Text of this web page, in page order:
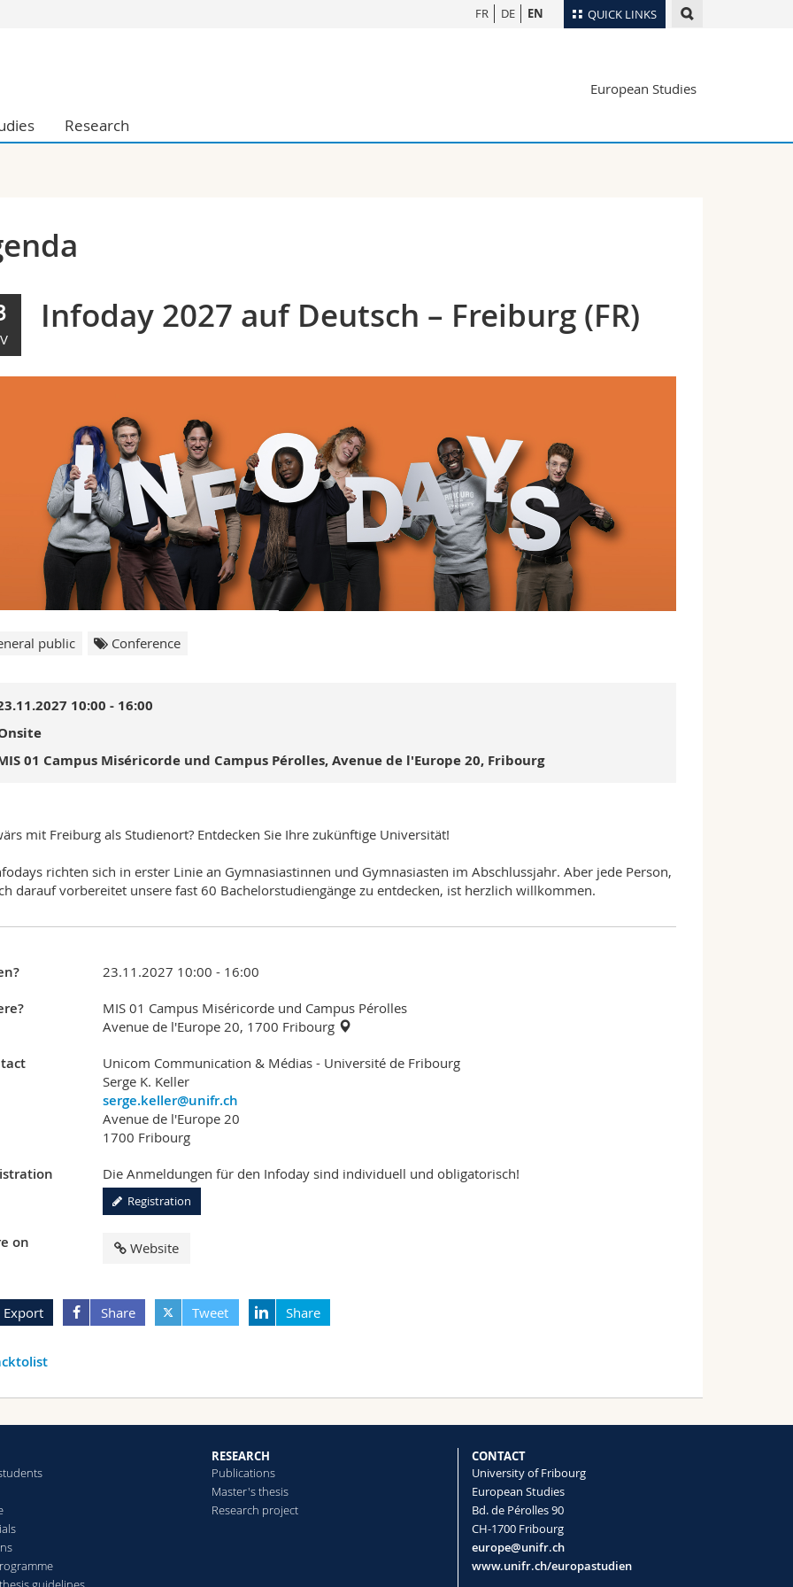
QUICK LINKS
Economics and Social sciences
Researchers
Maps/Orientation
Webmail
FR DE EN
European Studies
Research
Infoday 2027 auf Deutsch – Freiburg (FR)
public Conference
10:00 - 16:00
01 Campus Miséricorde und Campus Pérolles, Avenue de l'Europe 20, Fribourg
mit Freiburg als Studienort? Entdecken Sie Ihre zukünftige Universität!
richten sich in erster Linie an Gymnasiastinnen und Gymnasiasten im Abschlussjahr. Aber jede Person,
darauf vorbereitet unsere fast 60 Bachelorstudiengänge zu entdecken, ist herzlich willkommen.
23.11.2027 10:00 - 16:00
MIS 01 Campus Miséricorde und Campus Pérolles
Avenue de l'Europe 20, 1700 Fribourg
Unicom Communication & Médias - Université de Fribourg
Serge K. Keller
serge.keller@unifr.ch
Avenue de l'Europe 20
1700 Fribourg
Die Anmeldungen für den Infoday sind individuell und obligatorisch!
Registration
on Website
Export Share Tweet Share
RESEARCH
Publications
Master's thesis
Research project
CONTACT
University of Fribourg
European Studies
Bd. de Pérolles 90
CH-1700 Fribourg
europe@unifr.ch
www.unifr.ch/europastudien